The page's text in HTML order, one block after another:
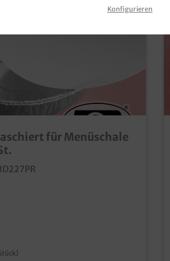
für Menüschale
Konfigurieren